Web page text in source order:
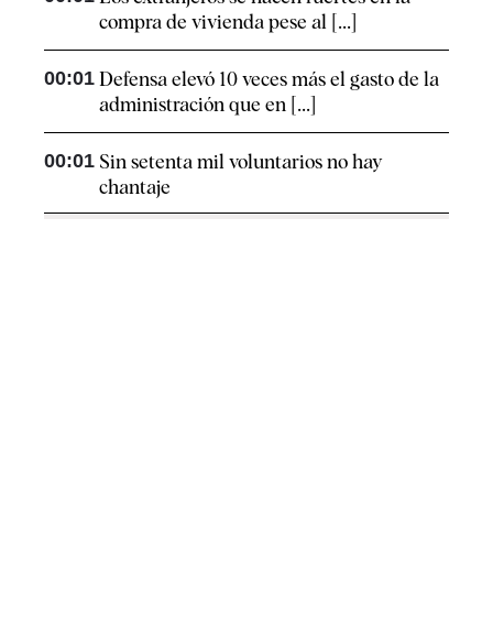
compra de vivienda pese al [...]
00:01 Defensa elevó 10 veces más el gasto de la
administración que en [...]
00:01 Sin setenta mil voluntarios no hay
chantaje